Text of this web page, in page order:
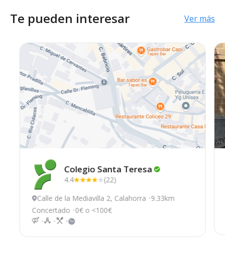
Te pueden interesar Ver más
Colegio Santa Teresa
4.4
(22)
Calle de la Mediavilla 2, Calahorra 9.33km
Concertado 0€ o <100€